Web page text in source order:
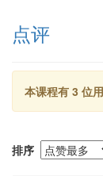
虽然不需要提交
成。期末前的习
生通过自学和练
议每次课都拍下
学生对陈老师个人
点评
本课程有 3 位
排序